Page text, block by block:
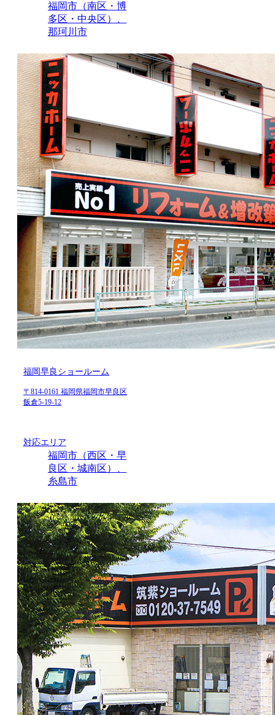
福岡市（南区・博
多区・中央区）、
那珂川市
福岡早良ショールーム
〒814-0161 福岡県福岡市早良区
飯倉5-19-12
対応エリア
福岡市（西区・早
良区・城南区）、
糸島市